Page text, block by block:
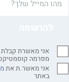
אני מאשרת קבלת
מפרמה
אני מאשר.ת את
באתר